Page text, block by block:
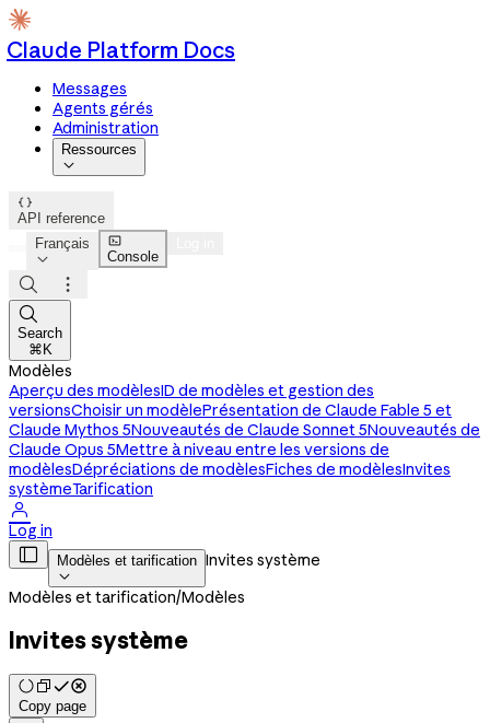
Claude Platform Docs
Messages
Agents gérés
Administration
Ressources


API reference
Français


Console



Search
⌘K
Modèles
Aperçu des modèlesID de modèles et gestion des
versionsChoisir un modèlePrésentation de Claude Fable 5 et
Claude Mythos 5Nouveautés de Claude Sonnet 5Nouveautés de
Claude Opus 5Mettre à niveau entre les versions de
modèlesDépréciations de modèlesFiches de modèlesInvites
systèmeTarification

Log in
 Modèles et tarification

Invites système
Modèles et tarification/Modèles
Invites système
Copy page